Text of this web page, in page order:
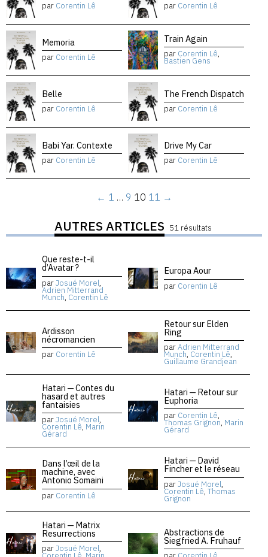
par Corentin Lê par Corentin Lê
Memoria
par Corentin Lê
Train Again
par Corentin Lê,
Bastien Gens
Belle
par Corentin Lê
The French Dispatch
par Corentin Lê
Babi Yar. Contexte
par Corentin Lê
Drive My Car
par Corentin Lê
← 1 … 9 10 11 →
AUTRES ARTICLES 51 résultats
Que reste-t-il
d’Avatar ?
parJosué Morel,
Adrien Mitterrand
Munch, Corentin Lê
Europa Aour
par Corentin Lê
Ardisson
nécromancien
par Corentin Lê
Retour sur Elden
Ring
parAdrien Mitterrand
Munch, Corentin Lê,
Guillaume Grandjean
Hatari — Contes du
hasard et autres
fantaisies
parJosué Morel,
Corentin Lê, Marin
Gérard
Hatari — Retour sur
Euphoria
par Corentin Lê,
Thomas Grignon, Marin
Gérard
Dans l’œil de la
machine, avec
Antonio Somaini
par Corentin Lê
Hatari — David
Fincher et le réseau
parJosué Morel,
Corentin Lê, Thomas
Grignon
Hatari — Matrix
Resurrections
parJosué Morel,
Abstractions de
Siegfried A. Fruhauf